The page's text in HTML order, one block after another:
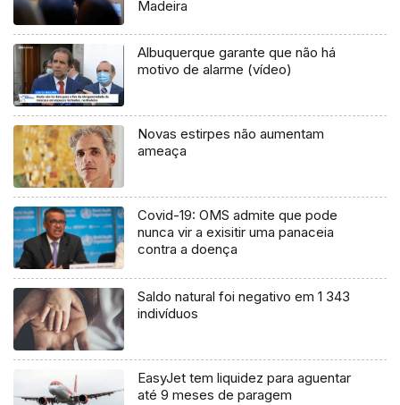
Madeira
Albuquerque garante que não há
motivo de alarme (vídeo)
Novas estirpes não aumentam
ameaça
Covid-19: OMS admite que pode
nunca vir a exisitir uma panaceia
contra a doença
Saldo natural foi negativo em 1 343
indivíduos
EasyJet tem liquidez para aguentar
até 9 meses de paragem